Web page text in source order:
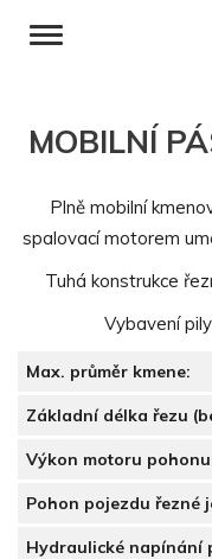
MOBILNÍ
Plně mobilní
spalovací motorem
Tuhá konstrukce
Vybavení
Max. průměr kmene:
Základní délka řezu
Výkon motoru
Pohon pojezdu řezné
Hydraulické napínání